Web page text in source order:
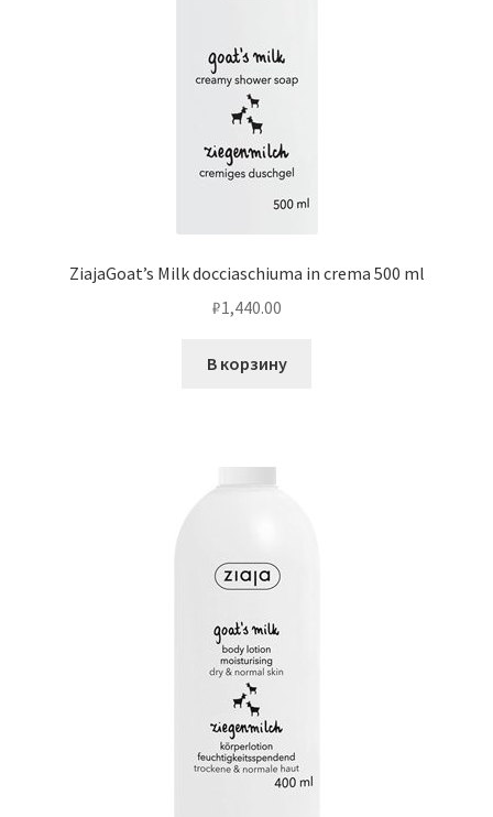
ZiajaGoat’s Milk docciaschiuma in crema 500 ml
₽1,440.00
В корзину